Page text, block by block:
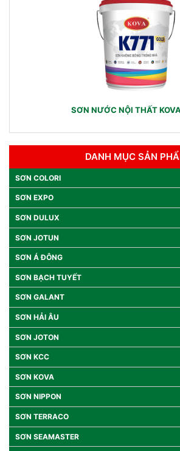
SƠN NƯỚC NỘI THẤT
DANH MỤC SẢN
SƠN COLORI
SƠN EXPO
SƠN DULUX
SƠN JOTUN
SƠN Á ĐÔNG
SƠN BẠCH TUYẾT
SƠN GALANT
SƠN HẢI ÂU
SƠN JOTON
SƠN KCC
SƠN KOVA
SƠN NIPPON
SƠN TERRACO
SƠN SEAMASTER